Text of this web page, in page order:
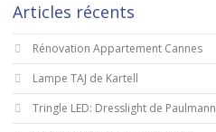
Articles récents
Rénovation Appartement Cannes
Lampe TAJ de Kartell
Tringle LED: Dresslight de Paulmann